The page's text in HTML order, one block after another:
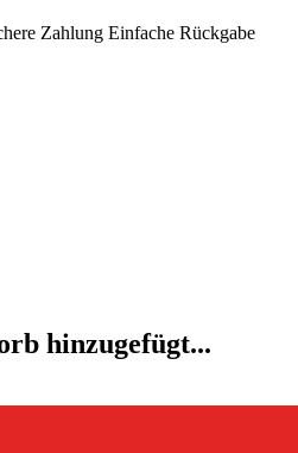
Zahlung Einfache Rückgabe
hinzugefügt...